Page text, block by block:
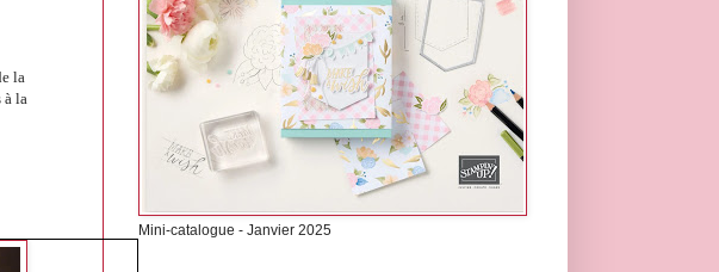
la
à la
Mini-catalogue - Janvier 2025